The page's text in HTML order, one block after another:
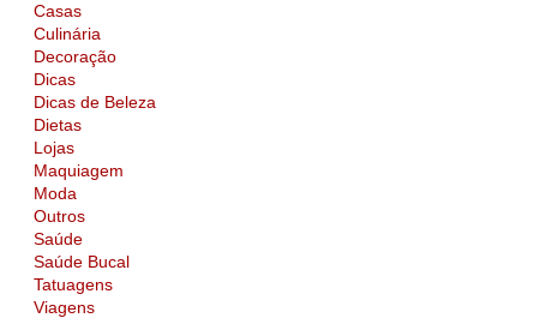
Casas
Culinária
Decoração
Dicas
Dicas de Beleza
Dietas
Lojas
Maquiagem
Moda
Outros
Saúde
Saúde Bucal
Tatuagens
Viagens